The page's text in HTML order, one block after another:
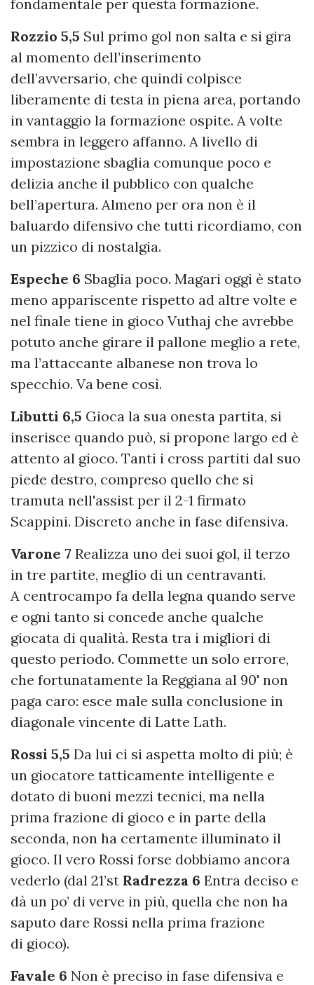
fondamentale per questa formazione.
Rozzio 5,5 Sul primo gol non salta e si gira
al momento dell’inserimento
dell’avversario, che quindi colpisce
liberamente di testa in piena area, portando
in vantaggio la formazione ospite. A volte
sembra in leggero affanno. A livello di
impostazione sbaglia comunque poco e
delizia anche il pubblico con qualche
bell’apertura. Almeno per ora non è il
baluardo difensivo che tutti ricordiamo, con
un pizzico di nostalgia.
Espeche 6 Sbaglia poco. Magari oggi è stato
meno appariscente rispetto ad altre volte e
nel finale tiene in gioco Vuthaj che avrebbe
potuto anche girare il pallone meglio a rete,
ma l’attaccante albanese non trova lo
specchio. Va bene così.
Libutti 6,5 Gioca la sua onesta partita, si
inserisce quando può, si propone largo ed è
attento al gioco. Tanti i cross partiti dal suo
piede destro, compreso quello che si
tramuta nell'assist per il 2-1 firmato
Scappini. Discreto anche in fase difensiva.
Varone 7 Realizza uno dei suoi gol, il terzo
in tre partite, meglio di un centravanti.
A centrocampo fa della legna quando serve
e ogni tanto si concede anche qualche
giocata di qualità. Resta tra i migliori di
questo periodo. Commette un solo errore,
che fortunatamente la Reggiana al 90' non
paga caro: esce male sulla conclusione in
diagonale vincente di Latte Lath.
Rossi 5,5 Da lui ci si aspetta molto di più; è
un giocatore tatticamente intelligente e
dotato di buoni mezzi tecnici, ma nella
prima frazione di gioco e in parte della
seconda, non ha certamente illuminato il
gioco. Il vero Rossi forse dobbiamo ancora
vederlo (dal 21’st Radrezza 6 Entra deciso e
dà un po’ di verve in più, quella che non ha
saputo dare Rossi nella prima frazione
di gioco).
Favale 6 Non è preciso in fase difensiva e